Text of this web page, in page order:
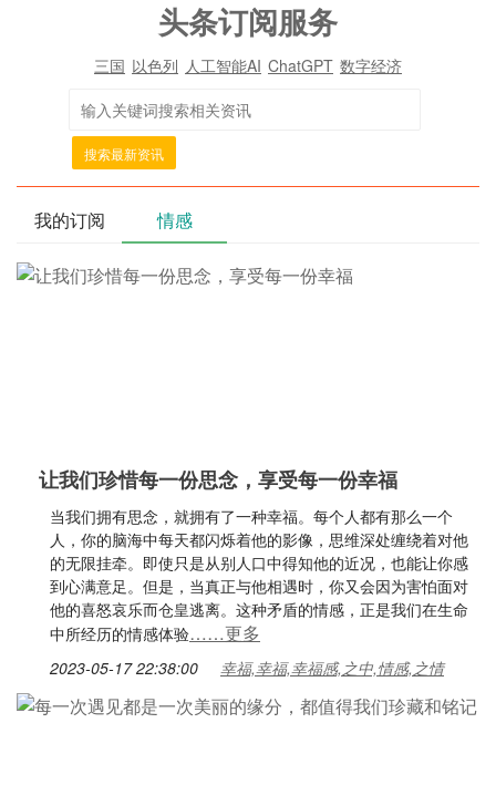
头条订阅服务
三国 以色列 人工智能AI ChatGPT 数字经济
搜索最新资讯
我的订阅 情感
让我们珍惜每一份思念，享受每一份幸福
当我们拥有思念，就拥有了一种幸福。每个人都有那么一个
人，你的脑海中每天都闪烁着他的影像，思维深处缠绕着对他
的无限挂牵。即使只是从别人口中得知他的近况，也能让你感
到心满意足。但是，当真正与他相遇时，你又会因为害怕面对
他的喜怒哀乐而仓皇逃离。这种矛盾的情感，正是我们在生命
中所经历的情感体验……更多
2023-05-17 22:38:00 幸福,幸福,幸福感,之中,情感,之情